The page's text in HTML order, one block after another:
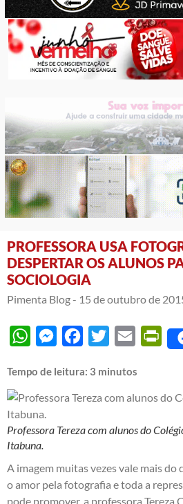
PROFESSORA USA
DESPERTAR OS ALUNOS
SOCIOLOGIA
Pimenta Blog - 15 de outubro de
WhatsAppMessengerFacebook
Twitter Email
Tempo de leitura: 3 minutos
Professora Tereza com alunos do
Itabuna.
A imagem muitas vezes vale mais
o amor pela fotografia e toda a
pode promover, a professora Tereza